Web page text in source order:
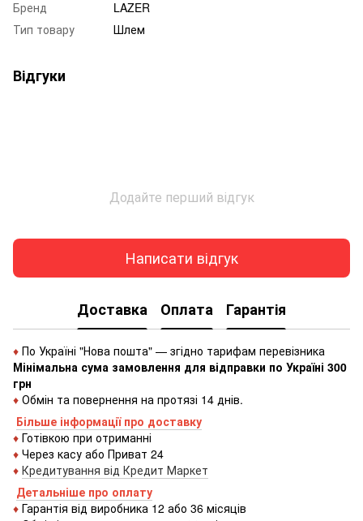
Бренд
LAZER
Тип товару
Шлем
Відгуки
Додайте перший відгук
Написати відгук
Доставка Оплата Гарантія
♦ По Україні "Нова пошта" — згідно тарифам перевізника
Мінімальна сума замовлення для відправки по Україні 300
грн
♦ Обмін та повернення на протязі 14 днів.
Більше інформації про доставку
♦ Готівкою при отриманні
♦ Через касу або Приват 24
♦ Кредитування від Кредит Маркет
Детальніше про оплату
♦ Гарантія від виробника 12 або 36 місяців